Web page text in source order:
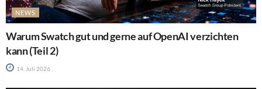
NEWS
Warum Swatch gut und gerne auf OpenAI verzichten
kann (Teil 2)
14. Juli 2026